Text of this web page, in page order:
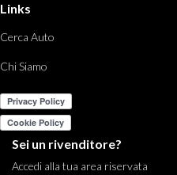
Links
Cerca Auto
Chi Siamo
Sei un rivenditore?
Accedi alla tua area riservata